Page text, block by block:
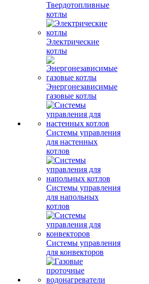
Твердотопливные
котлы
Электрические
котлы
Энергонезависимые
газовые котлы
Системы управления
для настенных
котлов
Системы управления
для напольных
котлов
Системы управления
для конвекторов